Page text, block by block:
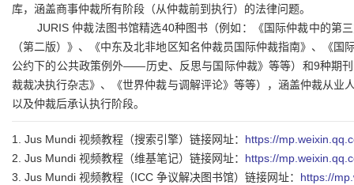
库，涵盖商事仲裁所有阶段（从仲裁前到执行）的法律问题。
JURIS 仲裁法图书馆精选40种图书（例如：《国际仲裁中的第
（第二版）》、《中东及北非地区知名仲裁员国际仲裁指南》、《
公约下的公共政策例外——历史、反思与国际仲裁》等等）和9种期
裁裁决执行杂志》、《世界仲裁与调解评论》等等），涵盖仲裁从业
以及仲裁后承认执行阶段。
1. Jus Mundi 视频教程（搜索引擎）链接网址： https://
2. Jus Mundi 视频教程（维基笔记）链接网址： https://
3. Jus Mundi 视频教程（ICC 争议解决图书馆）链接网址： https://